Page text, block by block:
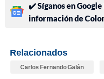
✔️ Síganos en
información de
Relacionados
Carlos Fernando Galán